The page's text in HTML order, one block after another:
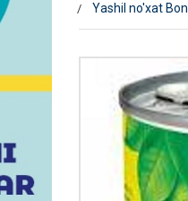
Yashil no'xat